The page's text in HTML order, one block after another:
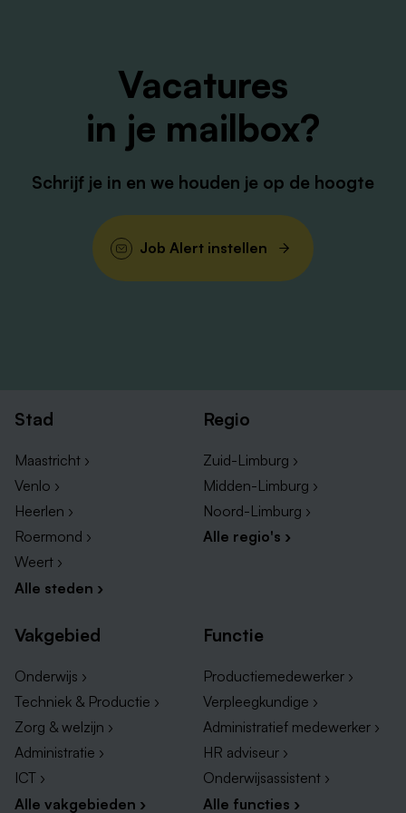
Bijzonder
Bij Proteion krijg je naast een leuke baan, een passend
salaris en fijne collega’s nog veel meer extraatjes. We
een manier die bij jou past. Tot hoever je groeit, bepaal
je zelf. Je mag jezelf zijn, binnen onze professionele
kaders. Jouw eigenheid maakt wie je bent. We geven
voor iets moois (denk aan sport, kinderopvang,
leuke verrassingen gedurende het jaar (denk aan
Dag van de Zorg en de feestdagen)
Jouw team
Je komt terecht in het team op Hornerheide dat
verzorgenden en verpleegkundigen. Een mooie mix
eigenschappen. Dit team wordt aangestuurd door een
teamleider. In het team worden ideeën en
verbetervoorstellen gewaardeerd, net als het delen
van kennis en ervaring. Samen heeft het team een
doel: kleine momenten samen bijzonder maken.
Vacatures
in je mailbox?
Schrijf je in en we houden je op de hoogte
Job Alert instellen
Stad
Maastricht ›
Venlo ›
Heerlen ›
Roermond ›
Weert ›
Alle steden ›
Regio
Zuid-Limburg ›
Midden-Limburg ›
Noord-Limburg ›
Alle regio's ›
Vakgebied
Onderwijs ›
Techniek & Productie ›
Zorg & welzijn ›
Administratie ›
ICT ›
Alle vakgebieden ›
Functie
Productiemedewerker ›
Verpleegkundige ›
Administratief medewerker ›
HR adviseur ›
Onderwijsassistent ›
Alle functies ›